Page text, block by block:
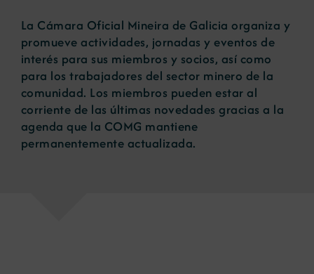
Noticias
Portal de empleo
Contacto
La Cámara Oficial Mineira de Galicia organiza y
promueve actividades, jornadas y eventos de
interés para sus miembros y socios, así como
para los trabajadores del sector minero de la
comunidad. Los miembros pueden estar al
corriente de las últimas novedades gracias a la
agenda que la COMG mantiene
permanentemente actualizada.